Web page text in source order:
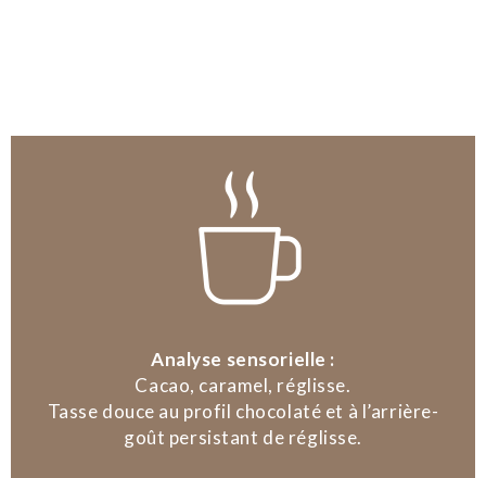
Analyse sensorielle :
Cacao, caramel, réglisse.
Tasse douce au profil chocolaté et à l’arrière-
goût persistant de réglisse.